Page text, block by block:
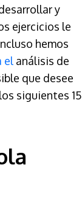
y
ejercicios le
hemos
el análisis de
que desee
siguientes 15